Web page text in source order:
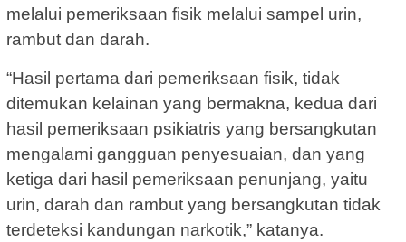
melalui pemeriksaan fisik melalui sampel urin,
rambut dan darah.
“Hasil pertama dari pemeriksaan fisik, tidak
ditemukan kelainan yang bermakna, kedua dari
hasil pemeriksaan psikiatris yang bersangkutan
mengalami gangguan penyesuaian, dan yang
ketiga dari hasil pemeriksaan penunjang, yaitu
urin, darah dan rambut yang bersangkutan tidak
terdeteksi kandungan narkotik,” katanya.